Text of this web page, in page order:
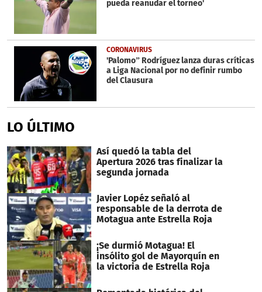
pueda reanudar el torneo'
CORONAVIRUS
'Palomo” Rodríguez lanza duras críticas
a Liga Nacional por no definir rumbo
del Clausura
LO ÚLTIMO
Así quedó la tabla del
Apertura 2026 tras finalizar la
segunda jornada
Javier Lopéz señaló al
responsable de la derrota de
Motagua ante Estrella Roja
¡Se durmió Motagua! El
insólito gol de Mayorquín en
la victoria de Estrella Roja